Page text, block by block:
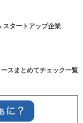
スタートアップ企業
スまとめてチェック一覧